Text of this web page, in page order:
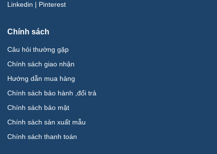
Linkedin | Pinterest
Chính sách
Câu hỏi thường gặp
Chính sách giao nhận
Hướng dẫn mua hàng
Chính sách bảo hành ,đổi trả
Chính sách bảo mật
Chính sách sản xuất mẫu
Chính sách thanh toán